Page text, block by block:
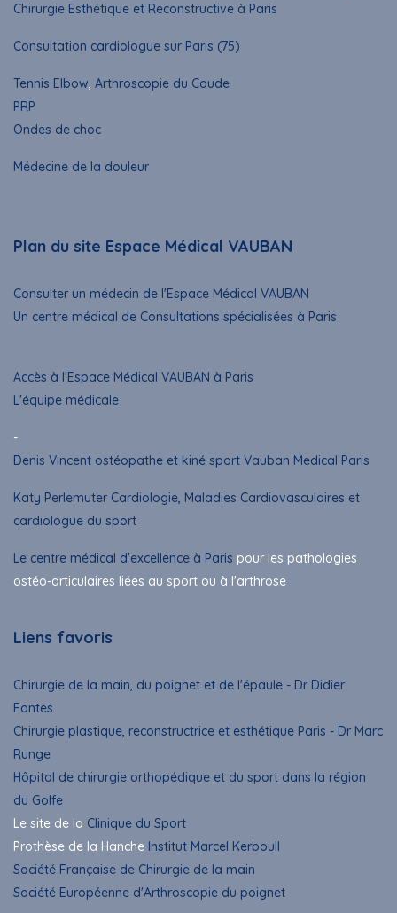
Chirurgie Esthétique et Reconstructive à Paris
Consultation cardiologue sur Paris (75)
Tennis Elbow, Arthroscopie du Coude
PRP
Ondes de choc
Médecine de la douleur
Plan du site Espace Médical VAUBAN
Consulter un médecin de l'Espace Médical VAUBAN
Un centre médical de Consultations spécialisées à Paris
Accès à l'Espace Médical VAUBAN à Paris
L'équipe médicale
-
Denis Vincent ostéopathe et kiné sport Vauban Medical Paris
Katy Perlemuter Cardiologie, Maladies Cardiovasculaires et
cardiologue du sport
Le centre médical d'excellence à Paris pour les pathologies
ostéo-articulaires liées au sport ou à l'arthrose
Liens favoris
Chirurgie de la main, du poignet et de l'épaule - Dr Didier
Fontes
Chirurgie plastique, reconstructrice et esthétique Paris - Dr Marc
Runge
Hôpital de chirurgie orthopédique et du sport dans la région
du Golfe
Le site de la Clinique du Sport
Prothèse de la Hanche Institut Marcel Kerboull
Société Française de Chirurgie de la main
Société Européenne d'Arthroscopie du poignet